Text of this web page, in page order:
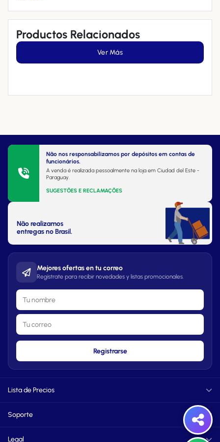
Productos Relacionados
Ver Más
Não nos responsabilizamos por depósitos em contas de
funcionários.
A venda é realizada pessoalmente na loja em Ciudad del Este -
Paraguay.
SUGESTÕES E RECLAMAÇÕES
Não realizamos
entregas no Brasil.
Mejores ofertas en tu correo
Regístrate para recibir novedades y listas promocionales.
Registrarse
Lista de Precios
Perfumes
Soporte
Legal